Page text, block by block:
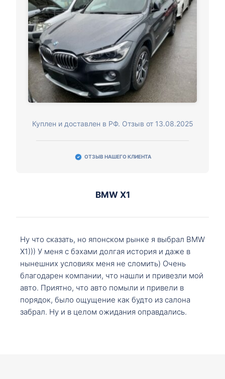
Куплен и доставлен в РФ. Отзыв от 13.08.2025
ОТЗЫВ НАШЕГО КЛИЕНТА
BMW X1
Ну что сказать, но японском рынке я выбрал BMW
X1))) У меня с бэхами долгая история и даже в
нынешних условиях меня не сломить) Очень
благодарен компании, что нашли и привезли мой
авто. Приятно, что авто помыли и привели в
порядок, было ощущение как будто из салона
забрал. Ну и в целом ожидания оправдались.